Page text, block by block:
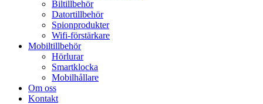
Biltillbehör
Datortillbehör
Spionprodukter
Wifi-förstärkare
Mobiltillbehör
Hörlurar
Smartklocka
Mobilhållare
Om oss
Kontakt